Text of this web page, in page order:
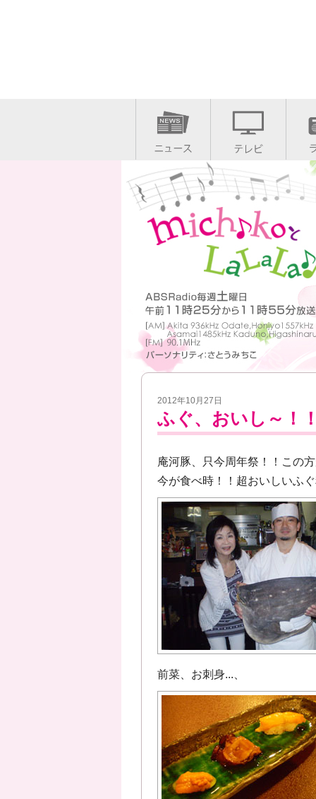
2012年10月27日
ふぐ、おいし～！
庵河豚、只今周年祭！！ この
今が食べ時！！超おいしいふ
前菜、お刺身...、